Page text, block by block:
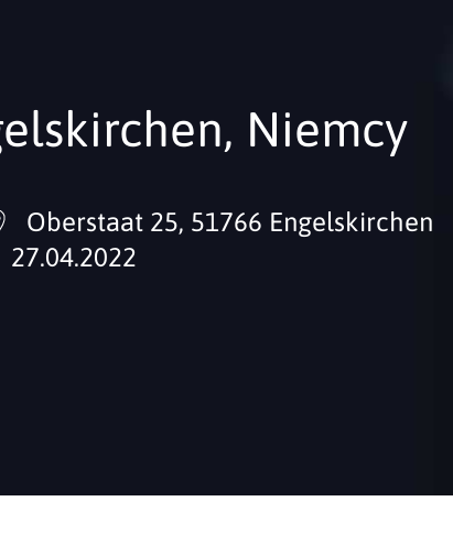
Niemcy
Oberstaat 25, 51766 Engelskirchen
27.04.2022